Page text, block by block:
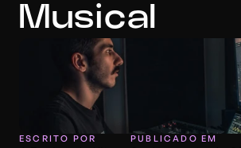
Musical
ESCRITO POR PUBLICADO EM